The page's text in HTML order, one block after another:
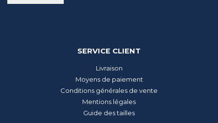
SERVICE CLIENT
Livraison
Moyens de paiement
Conditions générales de vente
Mentions légales
Guide des tailles